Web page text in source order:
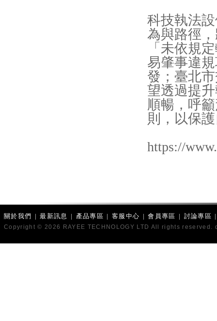
科技執法
為與路徑
「未依規
易肇事違
發；臺北
望透過提
順暢，呼
則，以保
https://
關於我們 | 最新訊息 | 產品專區 | 客服中心 | 會員專區 | 討論專區
Copyright © 2026 RAYEE TECHNOLOGY LTD All rights